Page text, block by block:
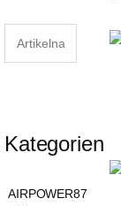
Kategorien
AIRPOWER87